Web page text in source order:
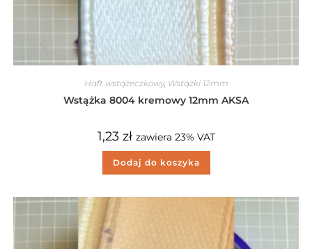
Haft wstążeczkowy, Wstążki 12mm
Wstążka 8004 kremowy 12mm AKSA
1,23 zł zawiera 23% VAT
Dodaj do koszyka